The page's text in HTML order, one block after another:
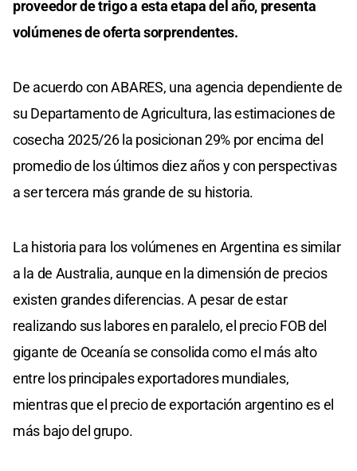
proveedor de trigo a esta etapa del año, presenta
volúmenes de oferta sorprendentes.
De acuerdo con ABARES, una agencia dependiente de
su Departamento de Agricultura, las estimaciones de
cosecha 2025/26 la posicionan 29% por encima del
promedio de los últimos diez años y con perspectivas
a ser tercera más grande de su historia.
La historia para los volúmenes en Argentina es similar
a la de Australia, aunque en la dimensión de precios
existen grandes diferencias. A pesar de estar
realizando sus labores en paralelo, el precio FOB del
gigante de Oceanía se consolida como el más alto
entre los principales exportadores mundiales,
mientras que el precio de exportación argentino es el
más bajo del grupo.